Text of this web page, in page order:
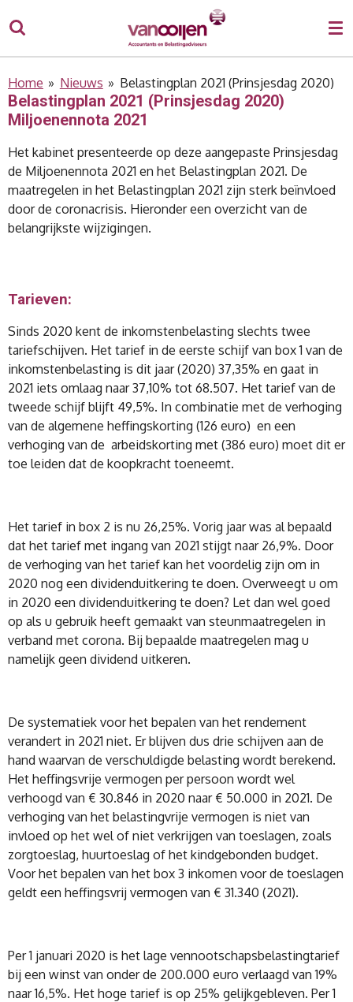
direct
naar
hoofdinhoud
Home » Nieuws » Belastingplan 2021 (Prinsjesdag 2020)
Belastingplan 2021 (Prinsjesdag 2020)
Miljoenennota 2021
Het kabinet presenteerde op deze aangepaste Prinsjesdag
de Miljoenennota 2021 en het Belastingplan 2021. De
maatregelen in het Belastingplan 2021 zijn sterk beïnvloed
door de coronacrisis. Hieronder een overzicht van de
belangrijkste wijzigingen.
Tarieven:
Sinds 2020 kent de inkomstenbelasting slechts twee
tariefschijven. Het tarief in de eerste schijf van box 1 van de
inkomstenbelasting is dit jaar (2020) 37,35% en gaat in
2021 iets omlaag naar 37,10% tot 68.507. Het tarief van de
tweede schijf blijft 49,5%. In combinatie met de verhoging
van de algemene heffingskorting (126 euro) en een
verhoging van de arbeidskorting met (386 euro) moet dit er
toe leiden dat de koopkracht toeneemt.
Het tarief in box 2 is nu 26,25%. Vorig jaar was al bepaald
dat het tarief met ingang van 2021 stijgt naar 26,9%. Door
de verhoging van het tarief kan het voordelig zijn om in
2020 nog een dividenduitkering te doen. Overweegt u om
in 2020 een dividenduitkering te doen? Let dan wel goed
op als u gebruik heeft gemaakt van steunmaatregelen in
verband met corona. Bij bepaalde maatregelen mag u
namelijk geen dividend uitkeren.
De systematiek voor het bepalen van het rendement
verandert in 2021 niet. Er blijven dus drie schijven aan de
hand waarvan de verschuldigde belasting wordt berekend.
Het heffingsvrije vermogen per persoon wordt wel
verhoogd van € 30.846 in 2020 naar € 50.000 in 2021. De
verhoging van het belastingvrije vermogen is niet van
invloed op het wel of niet verkrijgen van toeslagen, zoals
zorgtoeslag, huurtoeslag of het kindgebonden budget.
Voor het bepalen van het box 3 inkomen voor de toeslagen
geldt een heffingsvrij vermogen van € 31.340 (2021).
Per 1 januari 2020 is het lage vennootschapsbelastingtarief
bij een winst van onder de 200.000 euro verlaagd van 19%
naar 16,5%. Het hoge tarief is op 25% gelijkgebleven. Per 1